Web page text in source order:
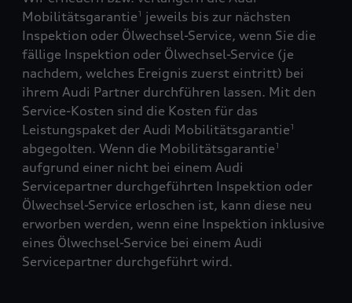
Mobilitätsgarantie1
jeweils bis zur nächsten
Inspektion oder Ölwechsel-Service, wenn Sie die
fällige Inspektion oder Ölwechsel-Service (je
nachdem, welches Ereignis zuerst eintritt) bei
ihrem Audi Partner durchführen lassen. Mit den
Service-Kosten sind die Kosten für das
Leistungspaket der Audi Mobilitätsgarantie1
abgegolten. Wenn die Mobilitätsgarantie1
aufgrund einer nicht bei einem Audi
Servicepartner durchgeführten Inspektion oder
Ölwechsel-Service erloschen ist, kann diese neu
erworben werden, wenn eine Inspektion inklusive
eines Ölwechsel-Service bei einem Audi
Servicepartner durchgeführt wird.